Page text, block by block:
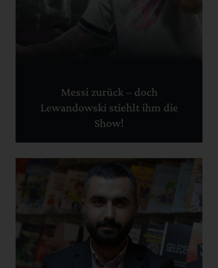
Messi zurück – doch
Lewandowski stiehlt ihm die
Show!